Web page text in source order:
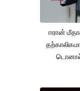
ஈரான்
டொனால்ட்